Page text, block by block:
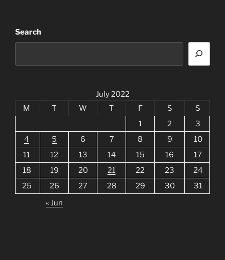
Search
July 2022
M
T W T F S
S
1
2
3
4
5 6 7 8 9
10
11
12 13 14 15 16
17
18
19 20 21 22 23
24
25
26 27 28 29 30
31
« Jun